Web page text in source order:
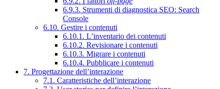
6.9.3. Strumenti di diagnostica SEO: Search
Console
6.10. Gestire i contenuti
6.10.1. L’inventario dei contenuti
6.10.2. Revisionare i contenuti
6.10.3. Migrare i contenuti
6.10.4. Pubblicare i contenuti
7. Progettazione dell’interazione
7.1. Caratteristiche dell’interazione